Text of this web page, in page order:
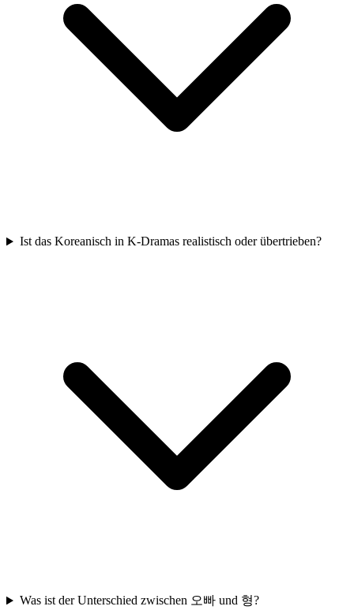
Ist das Koreanisch in K-Dramas realistisch oder übertrieben?
Was ist der Unterschied zwischen 오빠 und 형?